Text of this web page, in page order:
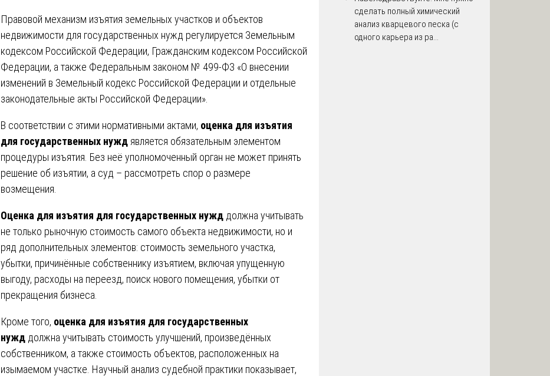
Правовой механизм изъятия земельных участков и объектов
недвижимости для государственных нужд регулируется Земельным
кодексом Российской Федерации, Гражданским кодексом Российской
Федерации, а также Федеральным законом № 499-ФЗ «О внесении
изменений в Земельный кодекс Российской Федерации и отдельные
законодательные акты Российской Федерации».
В соответствии с этими нормативными актами, оценка для изъятия
для государственных нужд является обязательным элементом
процедуры изъятия. Без неё уполномоченный орган не может принять
решение об изъятии, а суд – рассмотреть спор о размере
возмещения.
Оценка для изъятия для государственных нужд должна учитывать
не только рыночную стоимость самого объекта недвижимости, но и
ряд дополнительных элементов: стоимость земельного участка,
убытки, причинённые собственнику изъятием, включая упущенную
выгоду, расходы на переезд, поиск нового помещения, убытки от
прекращения бизнеса.
Кроме того, оценка для изъятия для государственных
нужд должна учитывать стоимость улучшений, произведённых
собственником, а также стоимость объектов, расположенных на
изымаемом участке. Научный анализ судебной практики показывает,
сделать полный химический
анализ кварцевого песка (с
одного карьера из ра...